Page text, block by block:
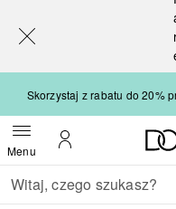
Skorzystaj z rabatu do 20%
MenuOtwórz menuMoje konto
Wracać
Wykonaj wyszukiwanie